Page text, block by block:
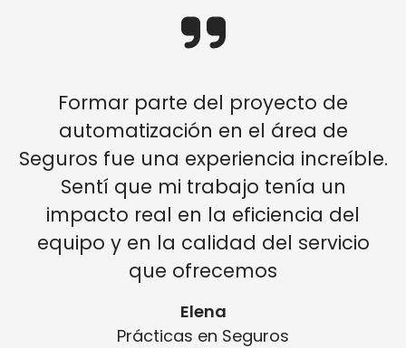
Formar parte del proyecto de
automatización en el área de
Seguros fue una experiencia increíble.
Sentí que mi trabajo tenía un
impacto real en la eficiencia del
equipo y en la calidad del servicio
que ofrecemos
Elena
Prácticas en Seguros